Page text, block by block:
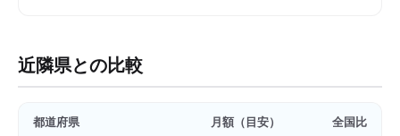
近隣県との比較
都道府県 月額（目安） 全国比